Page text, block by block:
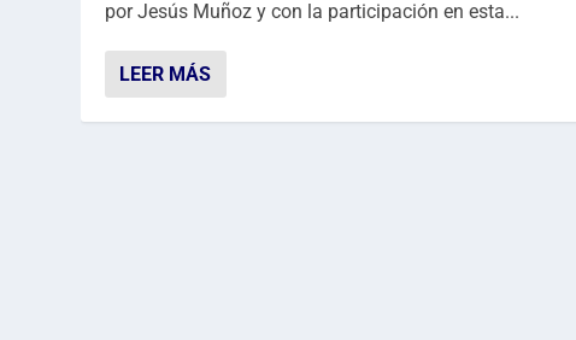
por Jesús Muñoz y con la participación en esta...
LEER MÁS